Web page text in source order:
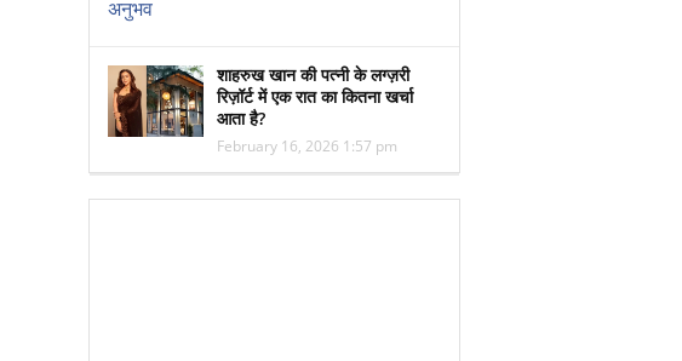
शाहरुख खान की पत्नी के लग्ज़री
रिज़ॉर्ट में एक रात का कितना खर्चा
आता है?
February 16, 2026 1:57 pm